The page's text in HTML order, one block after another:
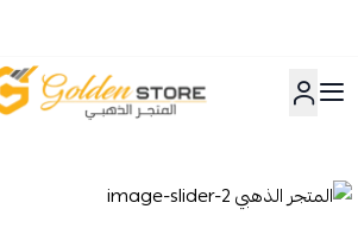
المتجر الذهبي